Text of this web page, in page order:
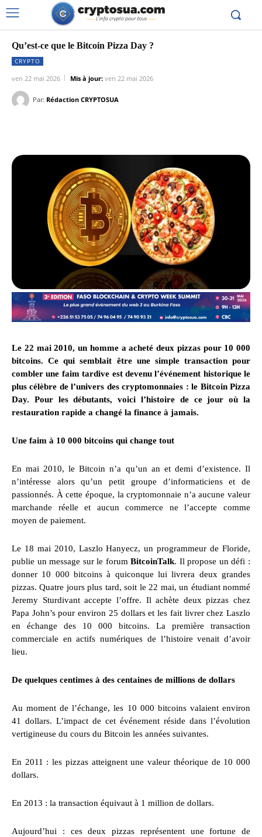
Qu’est-ce que le Bitcoin Pizza Day ?
CRYPTO
ven 22 mai 2026 Mis à jour: ven 22 mai 2026
Par: Rédaction CRYPTOSUA
Le 22 mai 2010, un homme a acheté deux pizzas pour 10 000
bitcoins. Ce qui semblait être une simple transaction pour
combler une faim tardive est devenu l’événement historique le
plus célèbre de l’univers des cryptomonnaies : le Bitcoin Pizza
Day. Pour les débutants, voici l’histoire de ce jour où la
restauration rapide a changé la finance à jamais.
Une faim à 10 000 bitcoins qui change tout
En mai 2010, le Bitcoin n’a qu’un an et demi d’existence. Il
n’intéresse alors qu’un petit groupe d’informaticiens et de
passionnés. À cette époque, la cryptomonnaie n’a aucune valeur
marchande réelle et aucun commerce ne l’accepte comme
moyen de paiement.
Le 18 mai 2010, Laszlo Hanyecz, un programmeur de Floride,
publie un message sur le forumBitcoinTalk. Il propose un défi :
donner 10 000 bitcoins à quiconque lui livrera deux grandes
pizzas. Quatre jours plus tard, soit le 22 mai, un étudiant nommé
Jeremy Sturdivant accepte l’offre. Il achète deux pizzas chez
Papa John’s pour environ 25 dollars et les fait livrer chez Laszlo
en échange des 10 000 bitcoins. La première transaction
commerciale en actifs numériques de l’histoire venait d’avoir
lieu.
De quelques centimes à des centaines de millions de dollars
Au moment de l’échange, les 10 000 bitcoins valaient environ
41 dollars. L’impact de cet événement réside dans l’évolution
vertigineuse du cours du Bitcoin les années suivantes.
En 2011 : les pizzas atteignent une valeur théorique de 10 000
dollars.
En 2013 : la transaction équivaut à 1 million de dollars.
Aujourd’hui : ces deux pizzas représentent une fortune de